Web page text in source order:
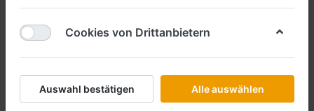
Zugmaschinen -
Auflieger -unbedruckt-
BAUSATZ Zubehör
Cookies von Drittanbietern
Auswahl bestätigen Alle auswählen